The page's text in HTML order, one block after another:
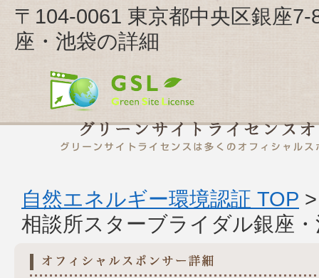
〒104-0061 東京都中央区銀座
座・池袋の詳細
自然エネルギー環境認証 TOP
相談所スターブライダル銀座